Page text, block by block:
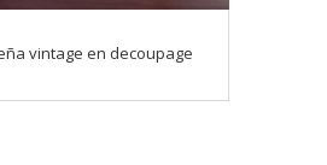
vintage en decoupage